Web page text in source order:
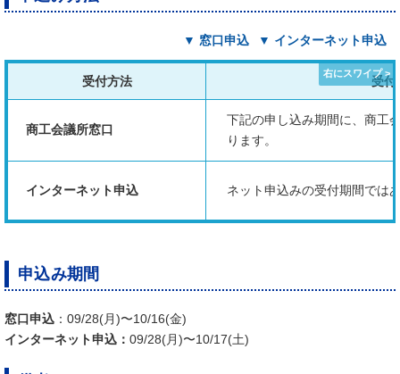
▼ 窓口申込 ▼ インターネット申込
受付方法 受付
商工会議所窓口
下記の申し込み期間に、商工
ります。
インターネット申込 ネット申込みの受付期間では
申込み期間
窓口申込 ：09/28(月)〜10/16(金)
インターネット申込： 09/28(月)〜10/17(土)